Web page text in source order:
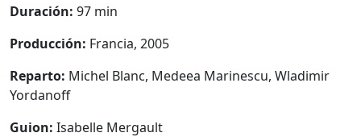
Duración: 97 min
Producción: Francia, 2005
Reparto: Michel Blanc, Medeea Marinescu, Wladimir
Yordanoff
Guion: Isabelle Mergault